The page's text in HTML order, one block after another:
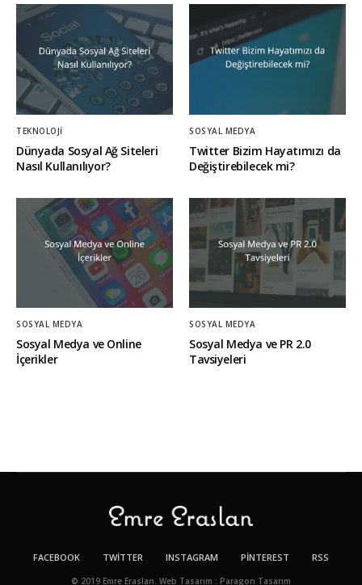
TEKNOLOJI
Dünyada Sosyal Ağ Siteleri
Nasıl Kullanılıyor?
SOSYAL MEDYA
Twitter Bizim Hayatımızı da
Değiştirebilecek mi?
SOSYAL MEDYA
Sosyal Medya ve Online
İçerikler
SOSYAL MEDYA
Sosyal Medya ve PR 2.0
Tavsiyeleri
FACEBOOK TWITTER INSTAGRAM PINTEREST RSS
© 2019 Emre Eraslan. Web Tasarım : Paragon Tasarım